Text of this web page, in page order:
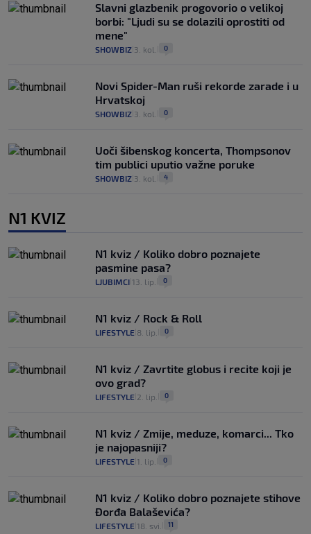
Slavni glazbenik progovorio o velikoj
borbi: "Ljudi su se dolazili oprostiti od
mene"
SHOWBIZ 3. kol. 0
Novi Spider-Man ruši rekorde zarade i u
Hrvatskoj
SHOWBIZ 3. kol. 0
Uoči šibenskog koncerta, Thompsonov
tim publici uputio važne poruke
SHOWBIZ 3. kol. 4
N1 KVIZ
N1 kviz / Koliko dobro poznajete
pasmine pasa?
LJUBIMCI 13. lip. 0
N1 kviz / Rock & Roll
LIFESTYLE 8. lip. 0
N1 kviz / Zavrtite globus i recite koji je
ovo grad?
LIFESTYLE 2. lip. 0
N1 kviz / Zmije, meduze, komarci... Tko
je najopasniji?
LIFESTYLE 1. lip. 0
N1 kviz / Koliko dobro poznajete stihove
Đorđa Balaševića?
LIFESTYLE 18. svi. 11